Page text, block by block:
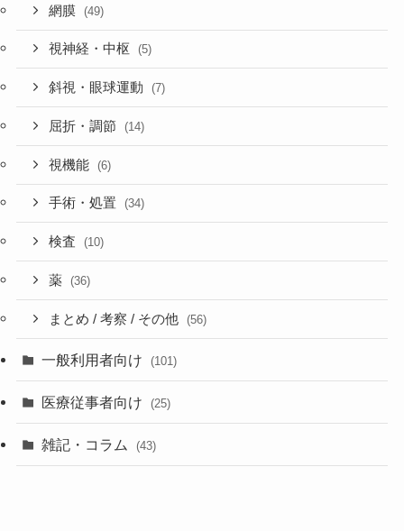
網膜 (49)
視神経・中枢 (5)
斜視・眼球運動 (7)
屈折・調節 (14)
視機能 (6)
手術・処置 (34)
検査 (10)
薬 (36)
まとめ / 考察 / その他 (56)
一般利用者向け (101)
医療従事者向け (25)
雑記・コラム (43)